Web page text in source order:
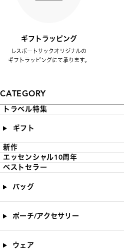
ギフトラッピング
レスポートサックオリジナルの
ギフトラッピングにて承ります。
CATEGORY
トラベル特集
ギフト
新作
エッセンシャル10周年
ベストセラー
バッグ
ポーチ/アクセサリー
ウェア